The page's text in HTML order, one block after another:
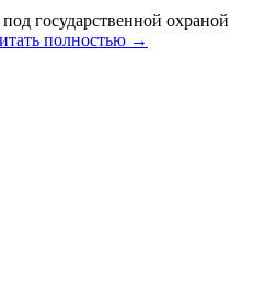
государственной охраной
полностью →